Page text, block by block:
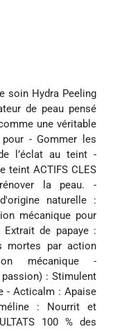
soin Hydra Peeling
de peau pensé
une véritable
- Gommer les
l’éclat au teint -
teint ACTIFS CLES
la peau. -
naturelle :
mécanique pour
de papaye :
mortes par action
mécanique -
: Stimulent
- Acticalm : Apaise
: Nourrit et
100 % des